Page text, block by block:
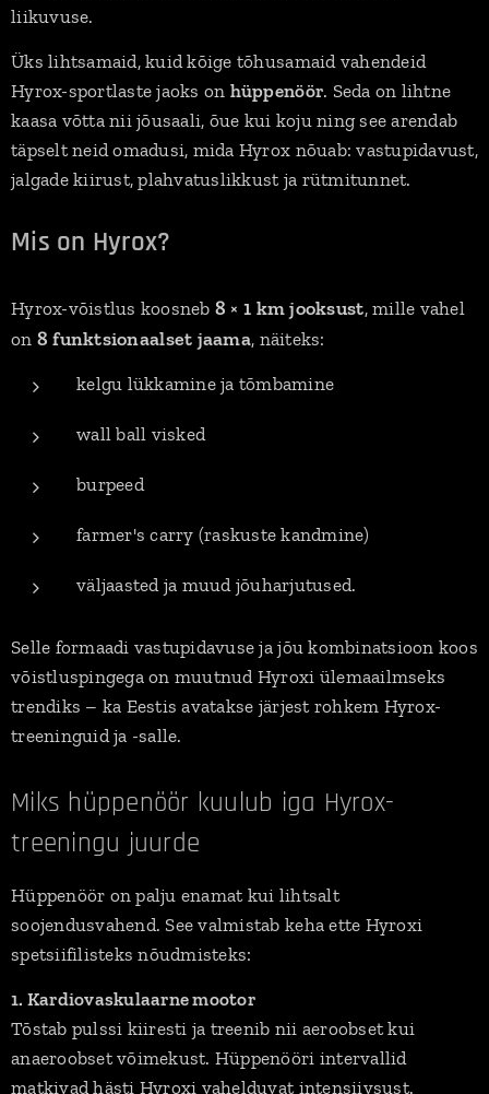
liikuvuse.
Üks lihtsamaid, kuid kõige tõhusamaid vahendeid
Hyrox-sportlaste jaoks on hüppenöör. Seda on lihtne
kaasa võtta nii jõusaali, õue kui koju ning see arendab
täpselt neid omadusi, mida Hyrox nõuab: vastupidavust,
jalgade kiirust, plahvatuslikkust ja rütmitunnet.
Mis on Hyrox?
Hyrox-võistlus koosneb 8 × 1 km jooksust, mille vahel
on 8 funktsionaalset jaama, näiteks:
kelgu lükkamine ja tõmbamine
wall ball visked
burpeed
farmer's carry (raskuste kandmine)
väljaasted ja muud jõuharjutused.
Selle formaadi vastupidavuse ja jõu kombinatsioon koos
võistluspingega on muutnud Hyroxi ülemaailmseks
trendiks – ka Eestis avatakse järjest rohkem Hyrox-
treeninguid ja -salle.
Miks hüppenöör kuulub iga Hyrox-
treeningu juurde
Hüppenöör on palju enamat kui lihtsalt
soojendusvahend. See valmistab keha ette Hyroxi
spetsiifilisteks nõudmisteks:
1. Kardiovaskulaarne mootor
Tõstab pulssi kiiresti ja treenib nii aeroobset kui
anaeroobset võimekust. Hüppenööri intervallid
matkivad hästi Hyroxi vahelduvat intensiivsust.